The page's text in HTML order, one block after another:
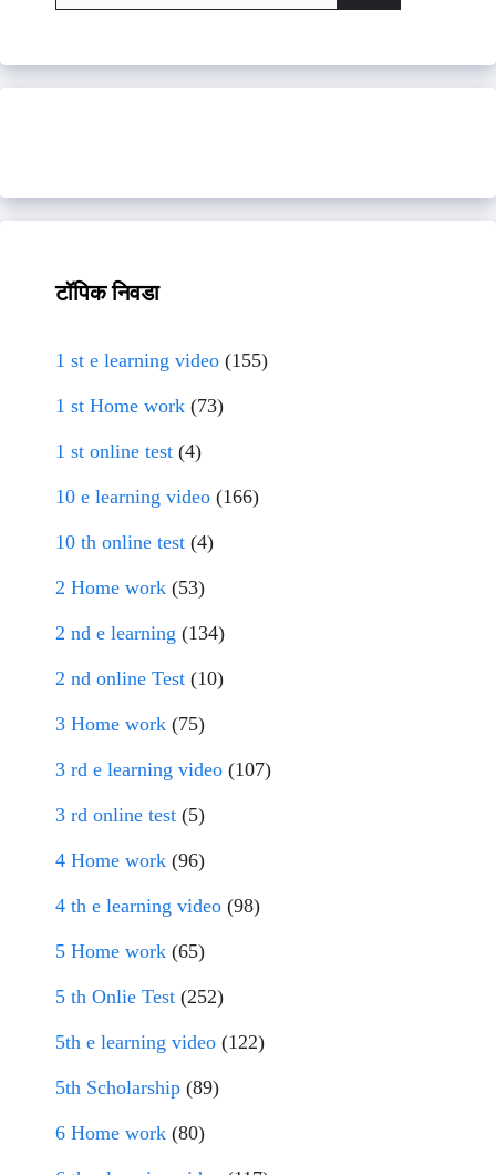
for:
टॉपिक निवडा
1 st e learning video (155)
1 st Home work (73)
1 st online test (4)
10 e learning video (166)
10 th online test (4)
2 Home work (53)
2 nd e learning (134)
2 nd online Test (10)
3 Home work (75)
3 rd e learning video (107)
3 rd online test (5)
4 Home work (96)
4 th e learning video (98)
5 Home work (65)
5 th Onlie Test (252)
5th e learning video (122)
5th Scholarship (89)
6 Home work (80)